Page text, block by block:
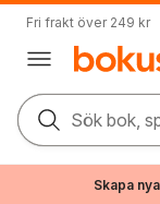
Fri frakt över 249 kr
Sök bok,
Skapa